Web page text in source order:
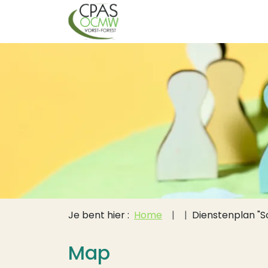
Overslaan en naar de inhoud gaan
Kruimelpad
Je bent hier : Home Dienstenplan
Map